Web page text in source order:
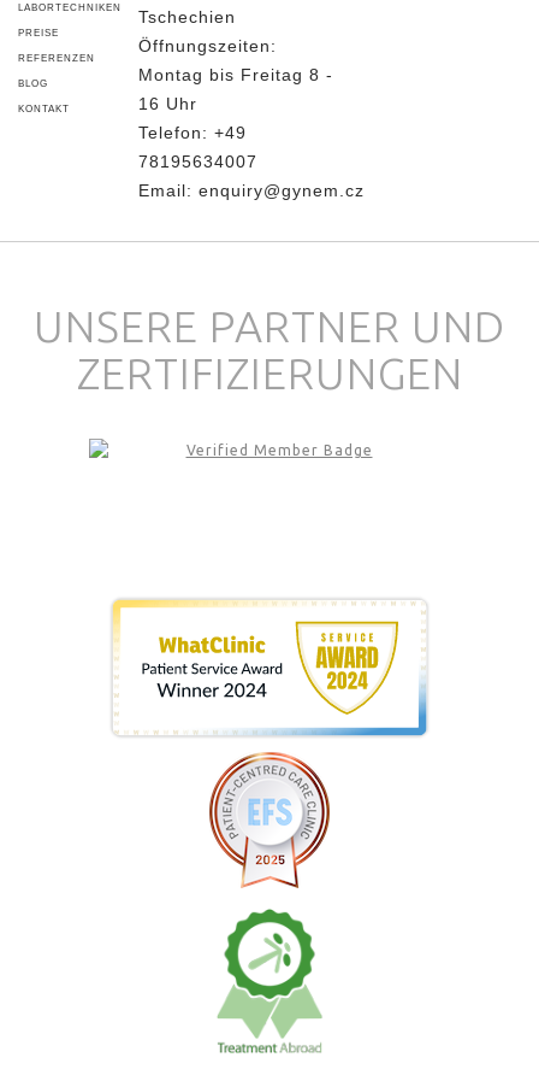
LABORTECHNIKEN
PREISE
REFERENZEN
BLOG
KONTAKT
Tschechien
Öffnungszeiten:
Montag bis Freitag 8 -
16 Uhr
Telefon: +49
78195634007
Email: enquiry@gynem.cz
UNSERE PARTNER UND
ZERTIFIZIERUNGEN